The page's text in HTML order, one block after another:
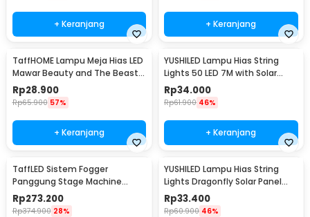
+ Keranjang + Keranjang
TaffHOME Lampu Meja Hias LED
Mawar Beauty and The Beast
Warm White - AC01
Rp28.900
Rp65.900 57%
+ Keranjang
YUSHILED Lampu Hias String
Lights 50 LED 7M with Solar
Panel - M072
Rp34.000
Rp61.900 46%
+ Keranjang
TaffLED Sistem Fogger
Panggung Stage Machine
Ejector with RGB LED - KY-
LED500
Rp273.200
Rp374.900 28%
YUSHILED Lampu Hias String
Lights Dragonfly Solar Panel
IP65 8 Modes 20 LED - M088
Rp33.400
Rp60.900 46%